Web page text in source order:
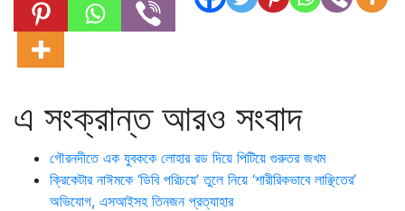
এ সংক্রান্ত আরও সংবাদ
গৌরনদীতে এক যুবককে লোহার রড দিয়ে পিটিয়ে গুরুতর জখম
ক্রিকেটার নাঈমকে ‘ডিবি পরিচয়ে’ তুলে নিয়ে ‘শারীরিকভাবে লাঞ্ছিতের’
অভিযোগ, এসআইসহ তিনজন প্রত্যাহার